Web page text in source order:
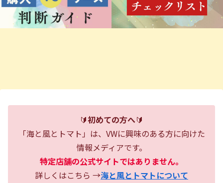
🔰初めての方へ🔰
「海と風とトマト」は、VWに興味のある方に向けた
情報メディアです。
特定店舗の公式サイトではありません。
詳しくはこちら →海と風とトマトについて